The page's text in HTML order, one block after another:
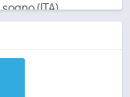
(ITA)